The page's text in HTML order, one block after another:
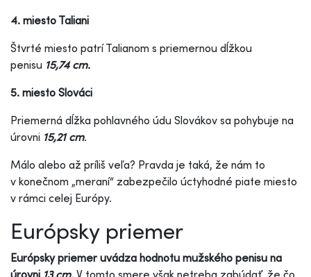
4. miesto Taliani
Štvrté miesto patrí Talianom s priemernou dĺžkou
penisu 15,74 cm.
5. miesto Slováci
Priemerná dĺžka pohlavného údu Slovákov sa pohybuje na
úrovni 15,21 cm.
Málo alebo až príliš veľa? Pravda je taká, že nám to
v konečnom „meraní“ zabezpečilo úctyhodné piate miesto
v rámci celej Európy.
Európsky priemer
Európsky priemer uvádza hodnotu mužského penisu na
úrovni 13 cm. V tomto smere však netreba zabúdať, že čo